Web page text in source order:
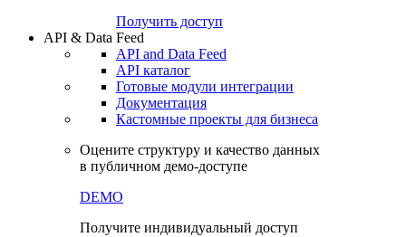
Попробуйте7-дневный
Откройте глобальную базу данных
Получить доступ
API & Data Feed
API and Data Feed
Готовые модули интеграции
Документация
в публичном демо-доступе